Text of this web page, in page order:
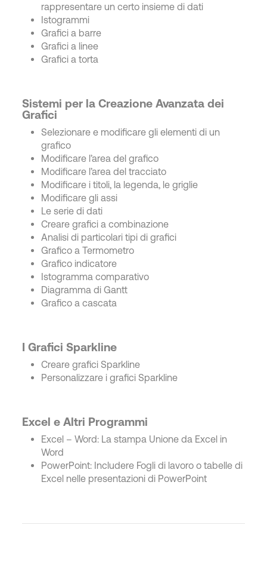
rappresentare un certo insieme di dati
Istogrammi
Grafici a barre
Grafici a linee
Grafici a torta
Sistemi per la Creazione Avanzata dei
Grafici
Selezionare e modificare gli elementi di un
grafico
Modificare l’area del grafico
Modificare l’area del tracciato
Modificare i titoli, la legenda, le griglie
Modificare gli assi
Le serie di dati
Creare grafici a combinazione
Analisi di particolari tipi di grafici
Grafico a Termometro
Grafico indicatore
Istogramma comparativo
Diagramma di Gantt
Grafico a cascata
I Grafici Sparkline
Creare grafici Sparkline
Personalizzare i grafici Sparkline
Excel e Altri Programmi
Excel – Word: La stampa Unione da Excel in
Word
PowerPoint: Includere Fogli di lavoro o tabelle di
Excel nelle presentazioni di PowerPoint